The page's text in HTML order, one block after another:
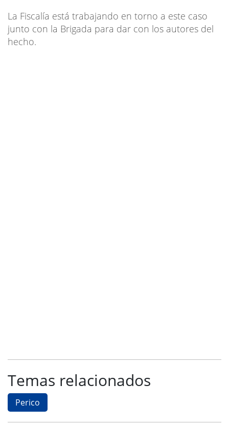
La Fiscalía está trabajando en torno a este caso
junto con la Brigada para dar con los autores del
hecho.
Temas relacionados
Perico